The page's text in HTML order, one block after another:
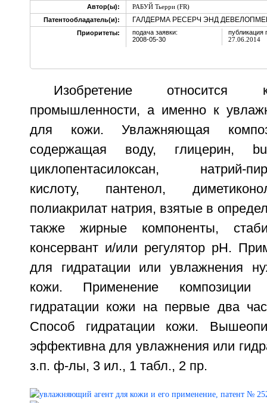
Автор(ы):
РАБУЙ Тьерри (FR)
Патентообладатель(и):
ГАЛДЕРМА РЕСЕРЧ ЭНД
Приоритеты:
подача заявки:
2008-05-30
публикация
27.06.2014
Изобретение относится
промышленности, а именно к
для кожи. Увлажняющая
содержащая воду, глицерин,
циклопентасилоксан, натрий-
кислоту, пантенол,
полиакрилат натрия, взятые в
также жирные компоненты,
консервант и/или регулятор рН.
для гидратации или увлажнения
кожи. Применение композиции
гидратации кожи на первые два
Способ гидратации кожи.
эффективна для увлажнения или
з.п. ф-лы, 3 ил., 1 табл., 2 пр.